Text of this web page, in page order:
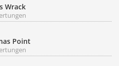
Wrack
Point